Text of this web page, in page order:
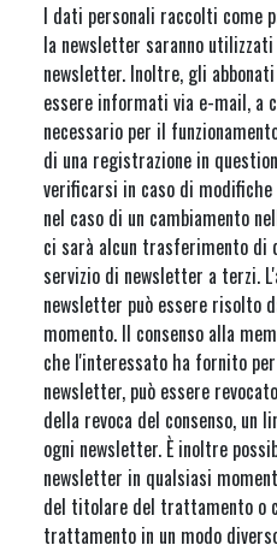
I dati personali raccolti come
la newsletter saranno
newsletter. Inoltre, gli
essere informati via e-mail, a
necessario per il
di una registrazione in
verificarsi in caso di
nel caso di un cambiamento
ci sarà alcun trasferimento di
servizio di newsletter a terzi.
newsletter può essere risolto
momento. Il consenso alla
che l'interessato ha fornito
newsletter, può essere
della revoca del consenso, un
ogni newsletter. È inoltre
newsletter in qualsiasi
del titolare del trattamento o
trattamento in un modo